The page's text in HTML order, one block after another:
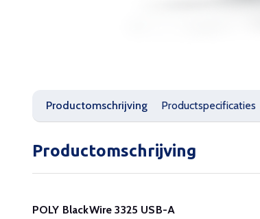
Productomschrijving Productspecificaties
Productomschrijving
POLY BlackWire 3325 USB-A